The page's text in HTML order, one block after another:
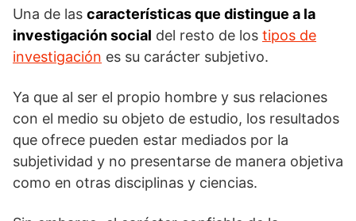
Una de las características que distingue a la
investigación social del resto de los tipos de
investigación es su carácter subjetivo.
Ya que al ser el propio hombre y sus relaciones
con el medio su objeto de estudio, los resultados
que ofrece pueden estar mediados por la
subjetividad y no presentarse de manera objetiva
como en otras disciplinas y ciencias.